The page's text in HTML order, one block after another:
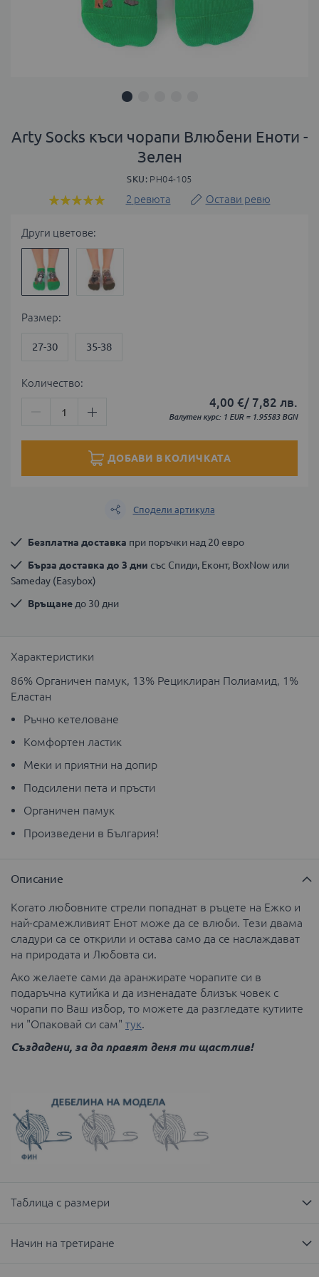
към
началото
Arty Socks къси чорапи Влюбени Еноти -
Зелен
SKU PH04-105
Оценка:
2 ревюта Остави ревю
Други цветове:
Размер
27-30 35-38
4,00 €/ 7,82 лв.
Валутен курс: 1 EUR = 1.95583 BGN
Количество:
ДОБАВИ В КОЛИЧКАТА
Сподели артикула
Безплатна доставка при поръчки над 20 евро
Бърза доставка до 3 дни със Спиди, Еконт, BoxNow или
Sameday (Easybox)
Връщане до 30 дни
Характеристики
86% Органичен памук, 13% Рециклиран Полиамид, 1%
Еластан
Ръчно кетеловане
Комфортен ластик
Меки и приятни на допир
Подсилени пета и пръсти
Органичен памук
Произведени в България!
Описание
Когато любовните стрели попаднат в ръцете на Ежко и
най-срамежливият Енот може да се влюби. Тези двама
сладури са се открили и остава само да се наслаждават
на природата и Любовта си.
Ако желаете сами да аранжирате чорапите си в
подаръчна кутийка и да изненадате близък човек с
чорапи по Ваш избор, то можете да разгледате кутиите
ни "Опаковай си сам" тук.
Създадени, за да правят деня ти щастлив!
Таблица с размери
Начин на третиране